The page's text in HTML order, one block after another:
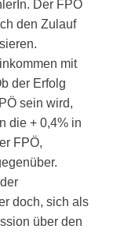
Der FPÖ
den Zulauf
mit
der Erfolg
sein wird,
die + 0,4% in
FPÖ,
doch, sich als
über den